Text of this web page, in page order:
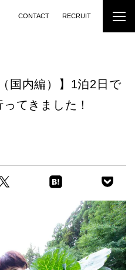
CONTACT RECRUIT
国内編）】1泊2日で
てきました！